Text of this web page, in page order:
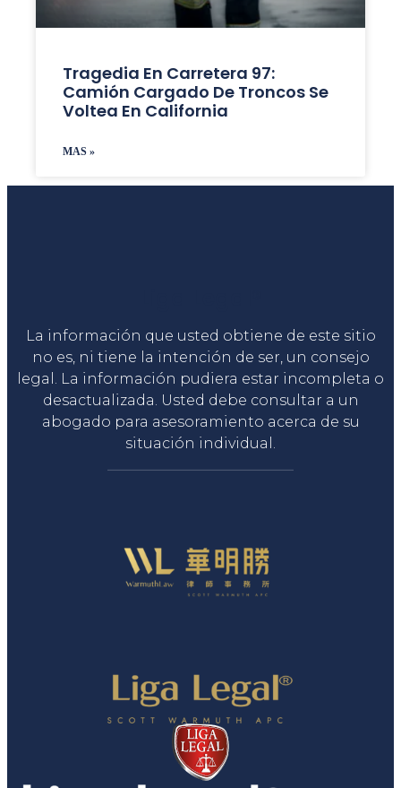
Tragedia En Carretera 97:
Camión Cargado De Troncos Se
Voltea En California
MAS »
La información que usted obtiene de este sitio
no es, ni tiene la intención de ser, un consejo
legal. La información pudiera estar incompleta o
desactualizada. Usted debe consultar a un
abogado para asesoramiento acerca de su
situación individual.